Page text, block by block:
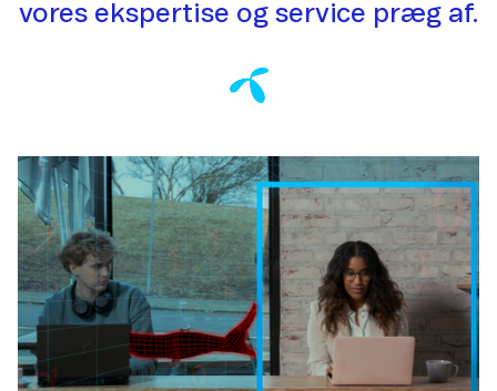
vores ekspertise og service præg af.